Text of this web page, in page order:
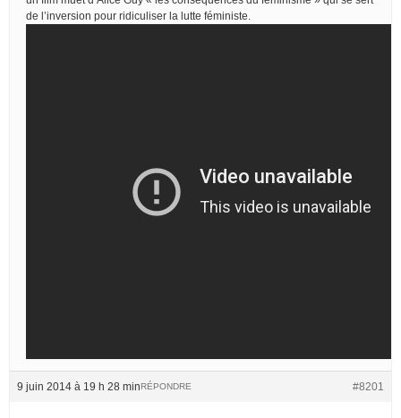
de l’inversion pour ridiculiser la lutte féministe.
9 juin 2014 à 19 h 28 min #8201
RÉPONDRE